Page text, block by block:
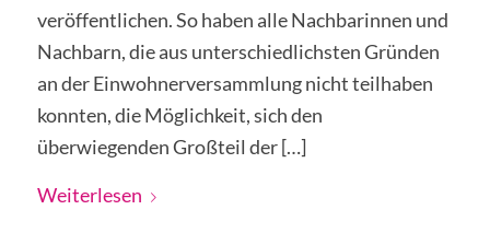
veröffentlichen. So haben alle Nachbarinnen und
Nachbarn, die aus unterschiedlichsten Gründen
an der Einwohnerversammlung nicht teilhaben
konnten, die Möglichkeit, sich den
überwiegenden Großteil der […]
Weiterlesen